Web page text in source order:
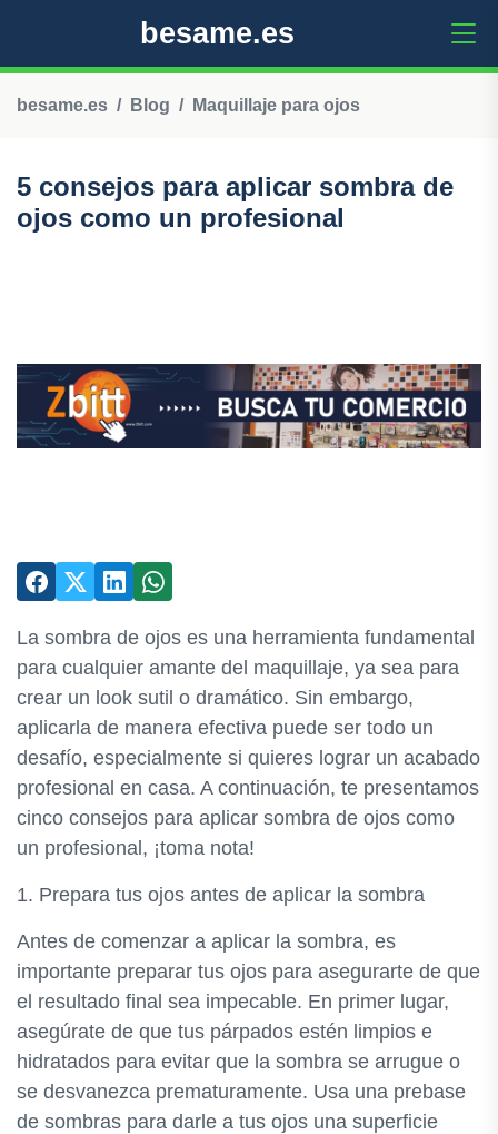
besame.es
besame.es Blog Maquillaje para ojos
5 consejos para aplicar sombra de
ojos como un profesional
La sombra de ojos es una herramienta fundamental
para cualquier amante del maquillaje, ya sea para
crear un look sutil o dramático. Sin embargo,
aplicarla de manera efectiva puede ser todo un
desafío, especialmente si quieres lograr un acabado
profesional en casa. A continuación, te presentamos
cinco consejos para aplicar sombra de ojos como
un profesional, ¡toma nota!
1. Prepara tus ojos antes de aplicar la sombra
Antes de comenzar a aplicar la sombra, es
importante preparar tus ojos para asegurarte de que
el resultado final sea impecable. En primer lugar,
asegúrate de que tus párpados estén limpios e
hidratados para evitar que la sombra se arrugue o
se desvanezca prematuramente. Usa una prebase
de sombras para darle a tus ojos una superficie